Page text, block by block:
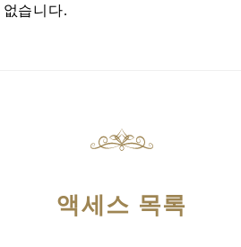
습니다.
액세스 목록